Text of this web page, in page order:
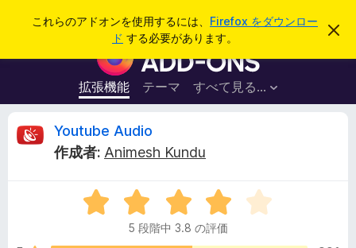
これらのアドオンを使用するには、 Firefox をダウンロー
ド する必要があります。
こ
を
F
i
r
e
x
ラ
ウ
ザ
拡張機能 テーマ すべて見る...
ログイン
Y
Youtube Audio
作成者: Animesh Kundu
5
段
5 段階中 3.8 の評価